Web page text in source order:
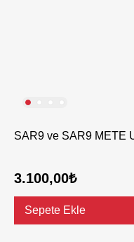
SAR9 ve SAR9 METE
3.100,00₺
Sepete Ekle